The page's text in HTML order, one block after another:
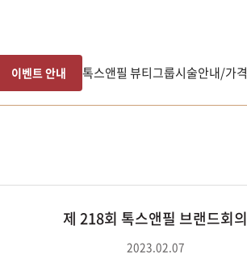
이벤트 안내 톡스앤필 뷰티그룹시술안내/가격
제 218회 톡스앤필 브랜드회의
2023.02.07